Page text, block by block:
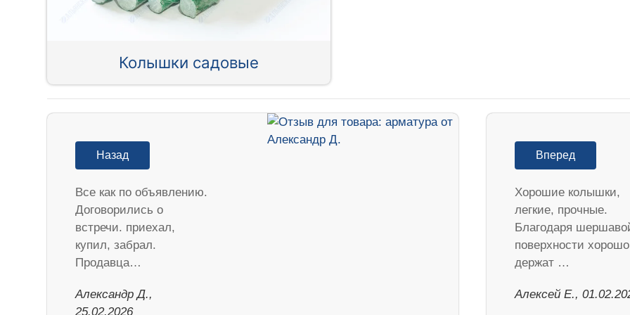
Колышки садовые
Назад
Все как по объявлению.
Договорились о
встречи. приехал,
купил, забрал.
Продавца…
Александр Д.,
25.02.2026
Вперед
Хорошие колышки,
легкие, прочные.
Благодаря
поверхности хорошо
держат …
Алексей Е.,